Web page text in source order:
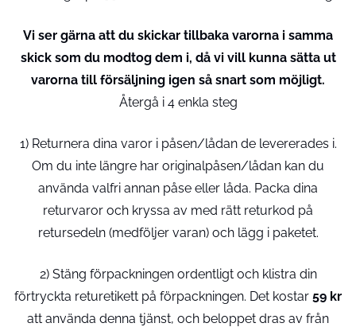
Vi ser gärna att du skickar tillbaka varorna i samma
skick som du modtog dem i, då vi vill kunna sätta ut
varorna till försäljning igen så snart som möjligt.
Återgå i 4 enkla steg
1) Returnera dina varor i påsen/lådan de levererades i.
Om du inte längre har originalpåsen/lådan kan du
använda valfri annan påse eller låda. Packa dina
returvaror och kryssa av med rätt returkod på
retursedeln (medföljer varan) och lägg i paketet.
2) Stäng förpackningen ordentligt och klistra din
förtryckta returetikett på förpackningen. Det kostar 59 kr
att använda denna tjänst, och beloppet dras av från